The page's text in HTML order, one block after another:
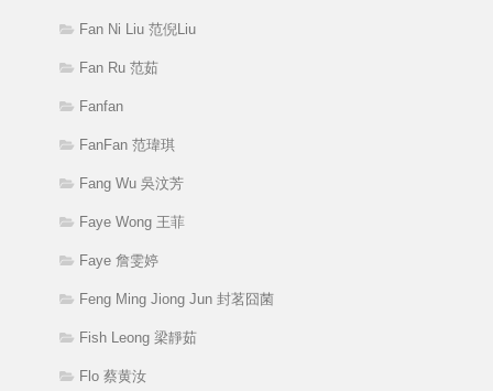
Fan Ni Liu 范倪Liu
Fan Ru 范茹
Fanfan
FanFan 范瑋琪
Fang Wu 吳汶芳
Faye Wong 王菲
Faye 詹雯婷
Feng Ming Jiong Jun 封茗囧菌
Fish Leong 梁靜茹
Flo 蔡黄汝